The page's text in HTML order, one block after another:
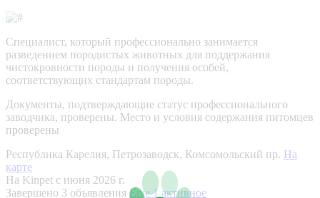
Специалист, который профессионально занимается
разведением породистых животных для поддержания
чистокровности породы и получения особей,
соответствующих стандартам породы.
Документы, подтверждающие статус профессионального
заводчика, проверены. Место и условия содержания питомцев
проверены
Республика Карелия, Петрозаводск, Комсомольский пр. На
карте
На Kinpet c июня 2026 г.
Завершено 3 объявления Еще 1 активное